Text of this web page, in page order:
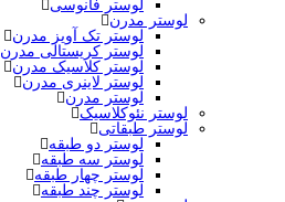
لوستر فانوسی
لوستر مدرن
لوستر تک آویز مدرن
لوستر کریستالی مدرن
لوستر کلاسیک مدرن
لوستر لاینری مدرن
لوستر مدرن
لوستر نئوکلاسیک
لوستر طبقاتی
لوستر دو طبقه
لوستر سه طبقه
لوستر چهار طبقه
لوستر چند طبقه